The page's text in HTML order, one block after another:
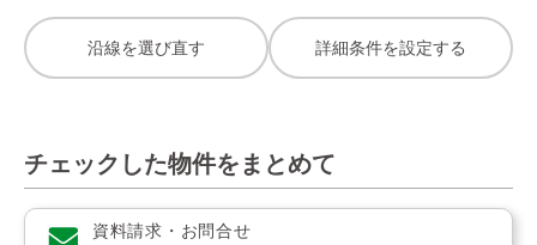
沿線を選び直す 詳細条件を設定する
チェックした物件をまとめて
資料請求・お問合せ